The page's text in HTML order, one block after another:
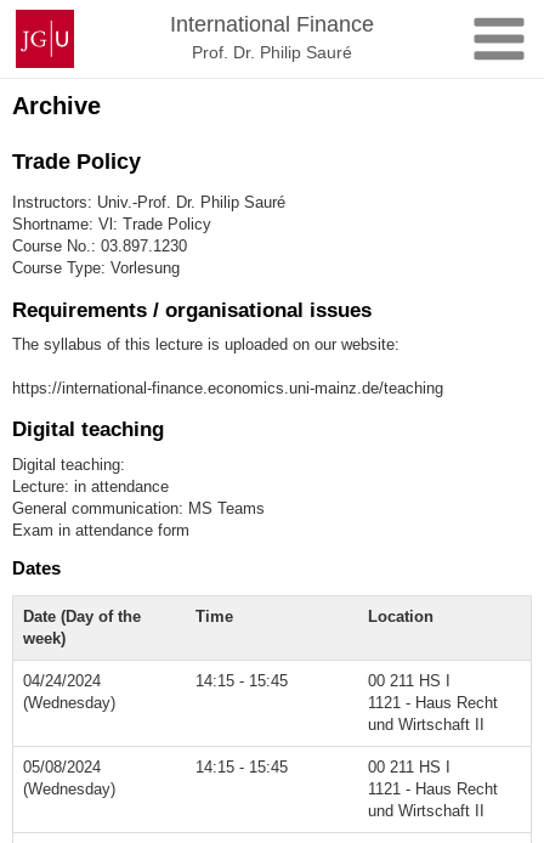
Skip
content
Johannes
Gutenberg
University
Mainz
International Finance
Prof. Dr. Philip Sauré
Archive
Trade Policy
Instructors: Univ.-Prof. Dr. Philip Sauré
Shortname: Vl: Trade Policy
Course No.: 03.897.1230
Course Type: Vorlesung
Requirements / organisational issues
The syllabus of this lecture is uploaded on our website:
https://international-finance.economics.uni-mainz.de/teaching
Digital teaching
Digital teaching:
Lecture: in attendance
General communication: MS Teams
Exam in attendance form
Dates
Date (Day of the
week)
Time Location
04/24/2024
(Wednesday)
14:15 - 15:45
00 211 HS I
1121 - Haus Recht
und Wirtschaft II
05/08/2024
(Wednesday)
14:15 - 15:45
00 211 HS I
1121 - Haus Recht
und Wirtschaft II